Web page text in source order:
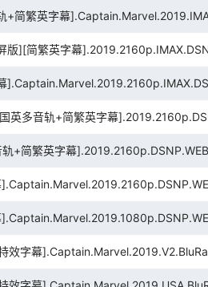
+简繁英字幕
版][简繁英字幕
英多音轨+简繁英字幕
+简繁英字幕
效字幕